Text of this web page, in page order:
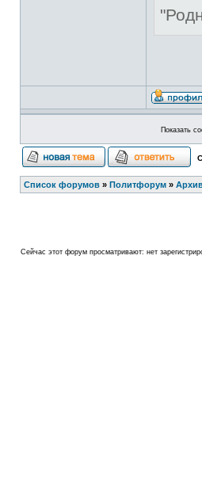
Показать
Список форумов » Политфорум »
Сейчас этот форум просматривают: нет